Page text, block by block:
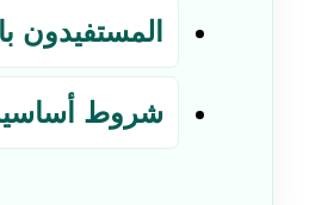
المستفيدون
شروط